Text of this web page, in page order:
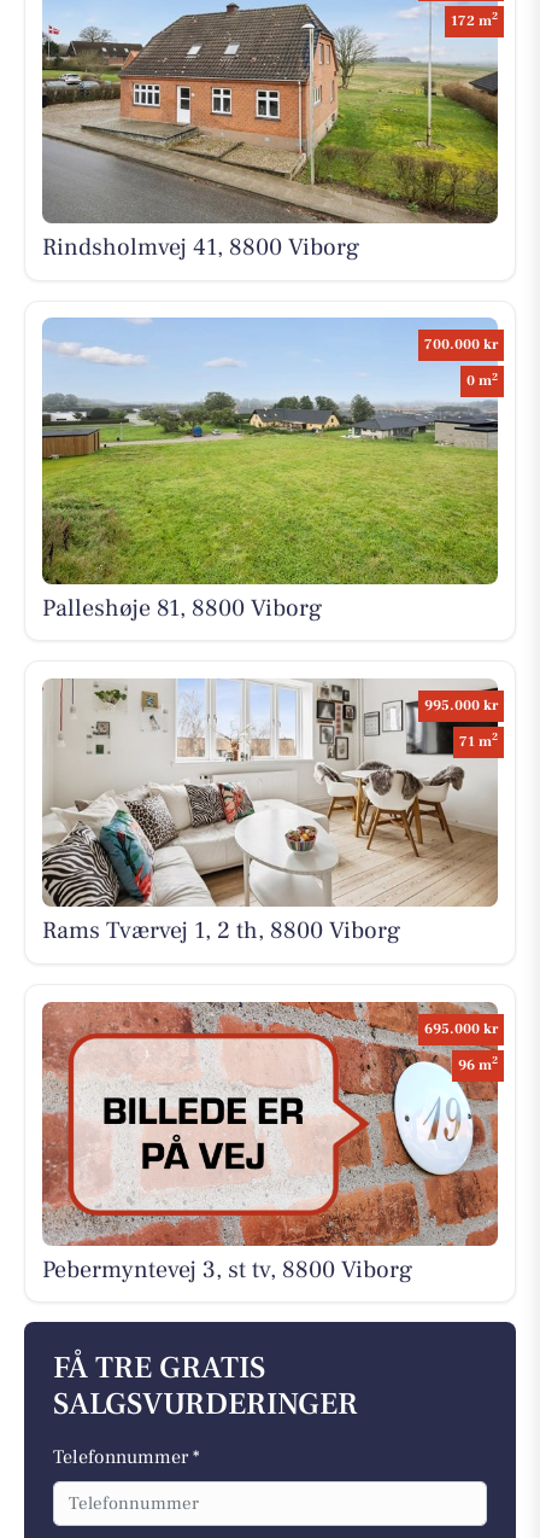
172 m2
Rindsholmvej 41, 8800 Viborg
700.000 kr
0 m2
Palleshøje 81, 8800 Viborg
995.000 kr
71 m2
Rams Tværvej 1, 2 th, 8800 Viborg
695.000 kr
96 m2
Pebermyntevej 3, st tv, 8800 Viborg
FÅ TRE GRATIS
SALGSVURDERINGER
Telefonnummer *